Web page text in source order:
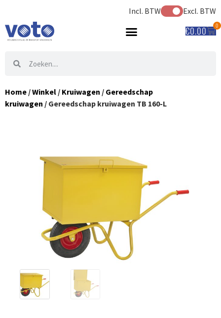
Incl. BTW Excl. BTW
€0.00 0
Home /Winkel / Kruiwagen / Gereedschap
kruiwagen / Gereedschap kruiwagen TB 160-L